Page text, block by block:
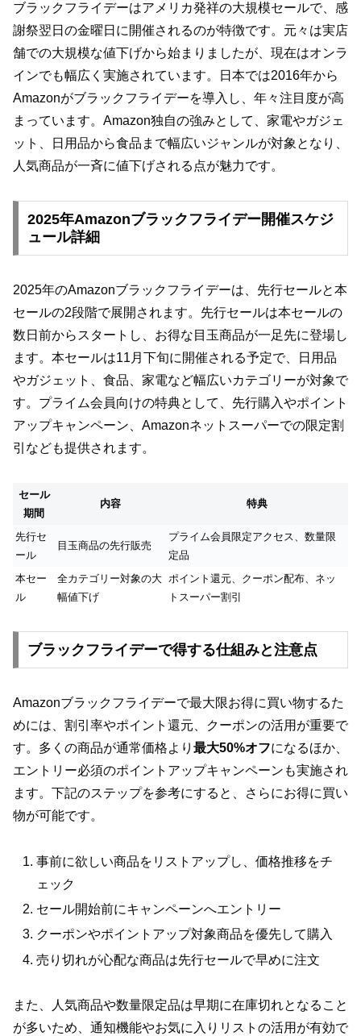
ブラックフライデーはアメリカ発祥の大規模セールで、感
謝祭翌日の金曜日に開催されるのが特徴です。元々は実店
舗での大規模な値下げから始まりましたが、現在はオンラ
インでも幅広く実施されています。日本では2016年から
Amazonがブラックフライデーを導入し、年々注目度が高
まっています。Amazon独自の強みとして、家電やガジェ
ット、日用品から食品まで幅広いジャンルが対象となり、
人気商品が一斉に値下げされる点が魅力です。
2025年Amazonブラックフライデー開催スケジ
ュール詳細
2025年のAmazonブラックフライデーは、先行セールと本
セールの2段階で展開されます。先行セールは本セールの
数日前からスタートし、お得な目玉商品が一足先に登場し
ます。本セールは11月下旬に開催される予定で、日用品
やガジェット、食品、家電など幅広いカテゴリーが対象で
す。プライム会員向けの特典として、先行購入やポイント
アップキャンペーン、Amazonネットスーパーでの限定割
引なども提供されます。
セール
期間
内容 特典
先行セ
ール
目玉商品の先行販売
プライム会員限定アクセス、数量限
定品
本セー
ル
全カテゴリー対象の大
幅値下げ
ポイント還元、クーポン配布、ネッ
トスーパー割引
ブラックフライデーで得する仕組みと注意点
Amazonブラックフライデーで最大限お得に買い物するた
めには、割引率やポイント還元、クーポンの活用が重要で
す。多くの商品が通常価格より 最大50%オフになるほか、
エントリー必須のポイントアップキャンペーンも実施され
ます。下記のステップを参考にすると、さらにお得に買い
物が可能です。
事前に欲しい商品をリストアップし、価格推移をチ
ェック
セール開始前にキャンペーンへエントリー
クーポンやポイントアップ対象商品を優先して購入
売り切れが心配な商品は先行セールで早めに注文
また、人気商品や数量限定品は早期に在庫切れとなること
が多いため、通知機能やお気に入りリストの活用が有効で